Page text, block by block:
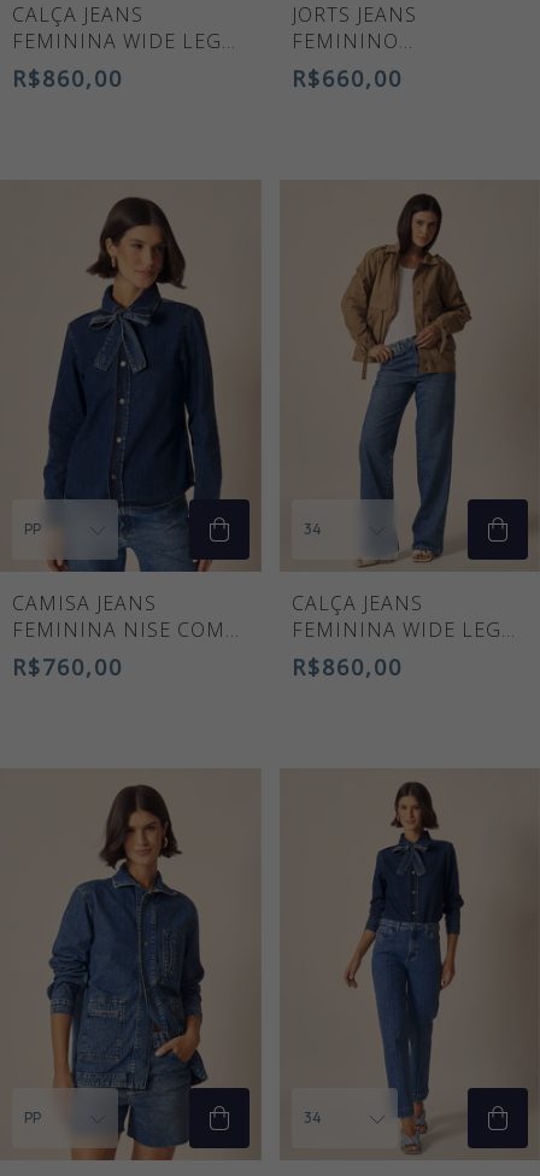
CALÇA JEANS
FEMININA WIDE LEG
NATASHA CINTURA
ALTA AZUL MÉDIO
R$860,00
JORTS JEANS
FEMININO
MARGARETE
R$660,00
CAMISA JEANS
FEMININA NISE COM
LAÇO REMOVÍVEL
R$760,00
CALÇA JEANS
FEMININA WIDE LEG
FLORENCE CINTURA
ALTA AZUL MÉDIO
R$860,00